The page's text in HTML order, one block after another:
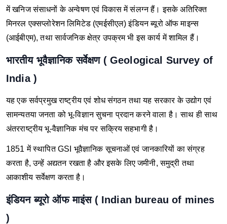
में खनिज संसाधनों के अन्वेषण एवं विकास में संलग्न हैं। इसके अतिरिक्त
मिनरल एक्सप्लोरेशन लिमिटेड (एमईसीएल) इंडियन ब्यूरो ऑफ माइन्स
(आईबीएम), तथा सार्वजनिक क्षेत्र उपक्रम भी इस कार्य में शामिल हैं।
भारतीय भूवैज्ञानिक सर्वेक्षण ( Geological Survey of
India )
यह एक सर्वप्रमुख राष्ट्रीय एवं शोध संगठन तथा यह सरकार के उद्योग एवं
सामन्यतया जनता को भू-विज्ञान सुचना प्रदान करने वाला है। साथ ही साथ
अंतरराष्ट्रीय भू-वैज्ञानिक मंच पर सक्रिय सहभागी है।
1851 में स्थापित GSI भूवैज्ञानिक सूचनाओं एवं जानकारियों का संग्रह
करता है, उन्हें अद्यतन रखता है और इसके लिए जमीनी, समुद्री तथा
आकाशीय सर्वेक्षण करता है।
इंडियन ब्यूरो ऑफ माइंस ( Indian bureau of mines
)